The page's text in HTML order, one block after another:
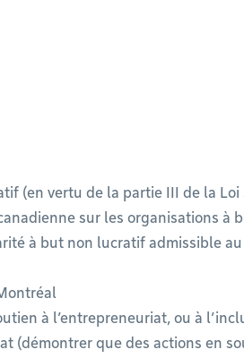
(en vertu de la partie III de la Loi
sur les organisations à
à but non lucratif admissible au
à l’entrepreneuriat, ou à
(démontrer que des actions en